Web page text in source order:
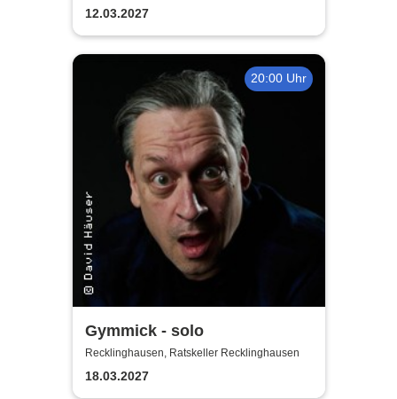
12.03.2027
20:00 Uhr
Gymmick - solo
Recklinghausen, Ratskeller Recklinghausen
18.03.2027